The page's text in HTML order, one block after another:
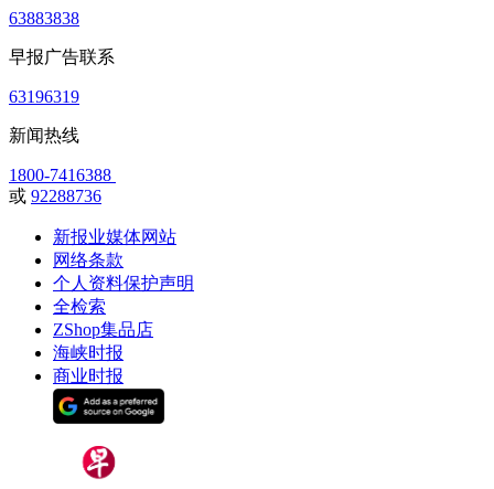
63883838
早报广告联系
63196319
新闻热线
1800-7416388
或 92288736
新报业媒体网站
网络条款
个人资料保护声明
全检索
ZShop集品店
海峡时报
商业时报